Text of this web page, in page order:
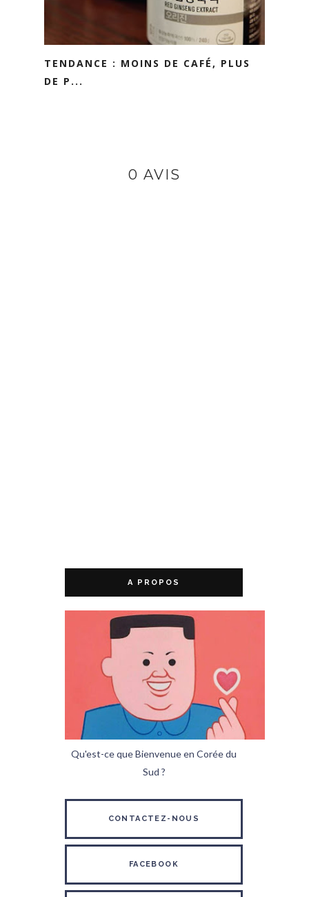
TENDANCE : MOINS DE CAFÉ, PLUS
DE P...
0 AVIS
A PROPOS
Qu'est-ce que Bienvenue en Corée du
Sud ?
CONTACTEZ-NOUS
FACEBOOK